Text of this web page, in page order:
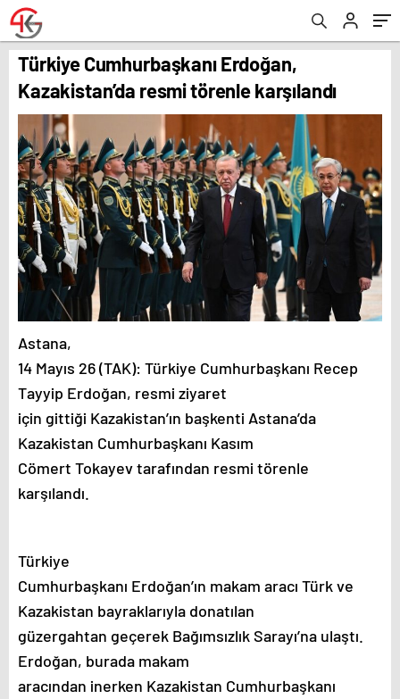
Türkiye Cumhurbaşkanı Erdoğan,
Kazakistan’da resmi törenle karşılandı
Astana,
14 Mayıs 26 (TAK): Türkiye Cumhurbaşkanı Recep
Tayyip Erdoğan, resmi ziyaret
için gittiği Kazakistan’ın başkenti Astana’da
Kazakistan Cumhurbaşkanı Kasım
Cömert Tokayev tarafından resmi törenle
karşılandı.
Türkiye
Cumhurbaşkanı Erdoğan’ın makam aracı Türk ve
Kazakistan bayraklarıyla donatılan
güzergahtan geçerek Bağımsızlık Sarayı’na ulaştı.
Erdoğan, burada makam
aracından inerken Kazakistan Cumhurbaşkanı